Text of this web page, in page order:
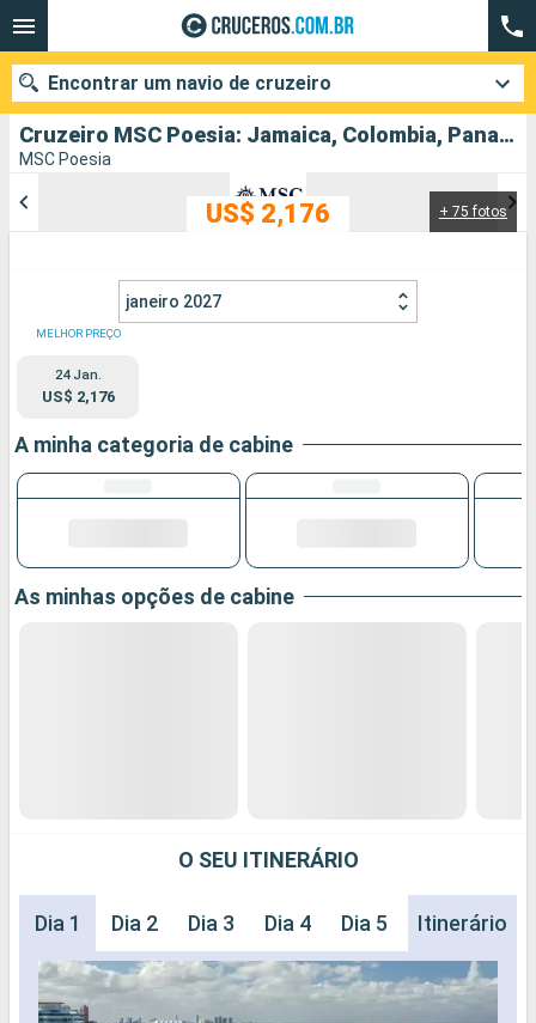
Cruzeiro MSC Poesia: Jamaica, Colombia, Panamá, Costa Rica, Honduras, Belize, Estados Unidos, Islas Caimán, Aruba, Republica Dominicana partindo de Miami
MSC Poesia
+ 75 fotos
US$ 2,176
janeiro 2027
MELHOR PREÇO
24 Jan.
US$ 2,176
A minha categoria de cabine
As minhas opções de cabine
O SEU ITINERÁRIO
Dia 1 Dia 2 Dia 3 Dia 4 Dia 5 Dia 6 Dia
Itinerário
Encontrar um navio de cruzeiro
Cidades Companhias